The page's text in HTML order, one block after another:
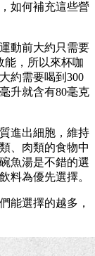
如何補充這些營
動前大約只需要
能，所以來杯咖
約需要喝到300
升就含有80毫克
進出細胞，維持
、肉類的食物中
魚湯是不錯的選
料為優先選擇。
能選擇的越多，